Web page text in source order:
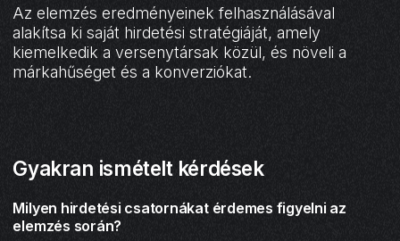
Az elemzés eredményeinek felhasználásával
alakítsa ki saját hirdetési stratégiáját, amely
kiemelkedik a versenytársak közül, és növeli a
márkahűséget és a konverziókat.
Gyakran ismételt kérdések
Milyen hirdetési csatornákat érdemes figyelni az
elemzés során?